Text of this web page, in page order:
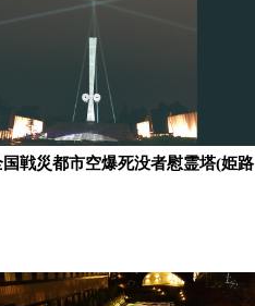
戦災都市空爆死没者慰霊塔(姫路